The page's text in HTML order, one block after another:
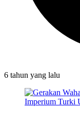
6 tahun yang lalu